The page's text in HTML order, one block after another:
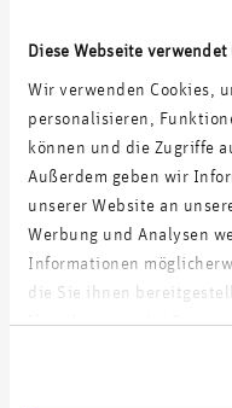
Diese Webseite verwendet
Wir verwenden Cookies,
personalisieren,
können und die Zugriffe
Außerdem geben wir
unserer Website an
Werbung und Analysen
Informationen
die Sie ihnen
Ihrer Nutzung der
Digitale Roadmap für
Digitalstrategie und
Energieversorger
Digitalstrategie für einen
Digitalstrategie für einen
Haustechnik-Lösungen